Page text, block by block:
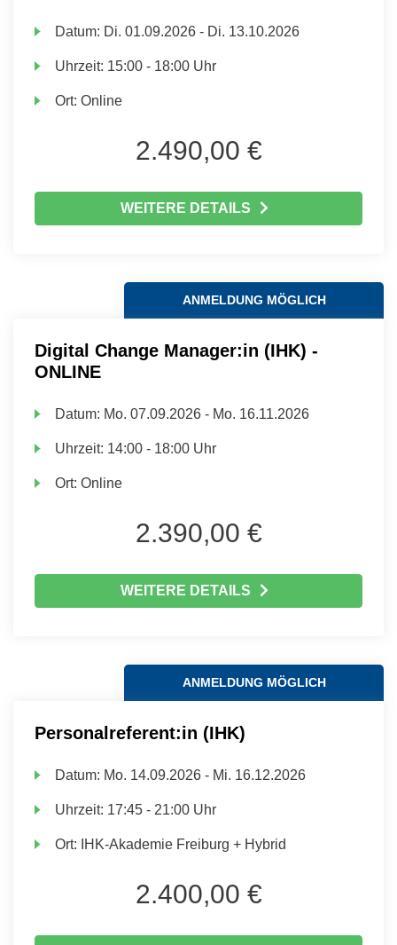
Datum: Di. 01.09.2026 - Di. 13.10.2026
Uhrzeit: 15:00 - 18:00 Uhr
Ort:Online
2.490,00 €
WEITERE DETAILS
ANMELDUNG MÖGLICH
Digital Change Manager:in (IHK) -
ONLINE
Datum: Mo. 07.09.2026 - Mo. 16.11.2026
Uhrzeit: 14:00 - 18:00 Uhr
Ort:Online
2.390,00 €
WEITERE DETAILS
ANMELDUNG MÖGLICH
Personalreferent:in (IHK)
Datum: Mo. 14.09.2026 - Mi. 16.12.2026
Uhrzeit: 17:45 - 21:00 Uhr
Ort: IHK-Akademie Freiburg + Hybrid
2.400,00 €